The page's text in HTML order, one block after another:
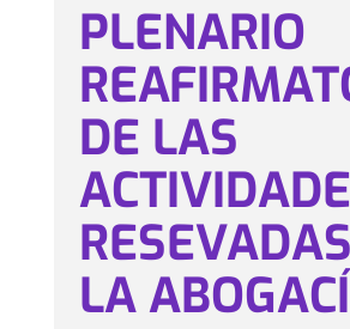
PLENARIO
DE LAS
LA